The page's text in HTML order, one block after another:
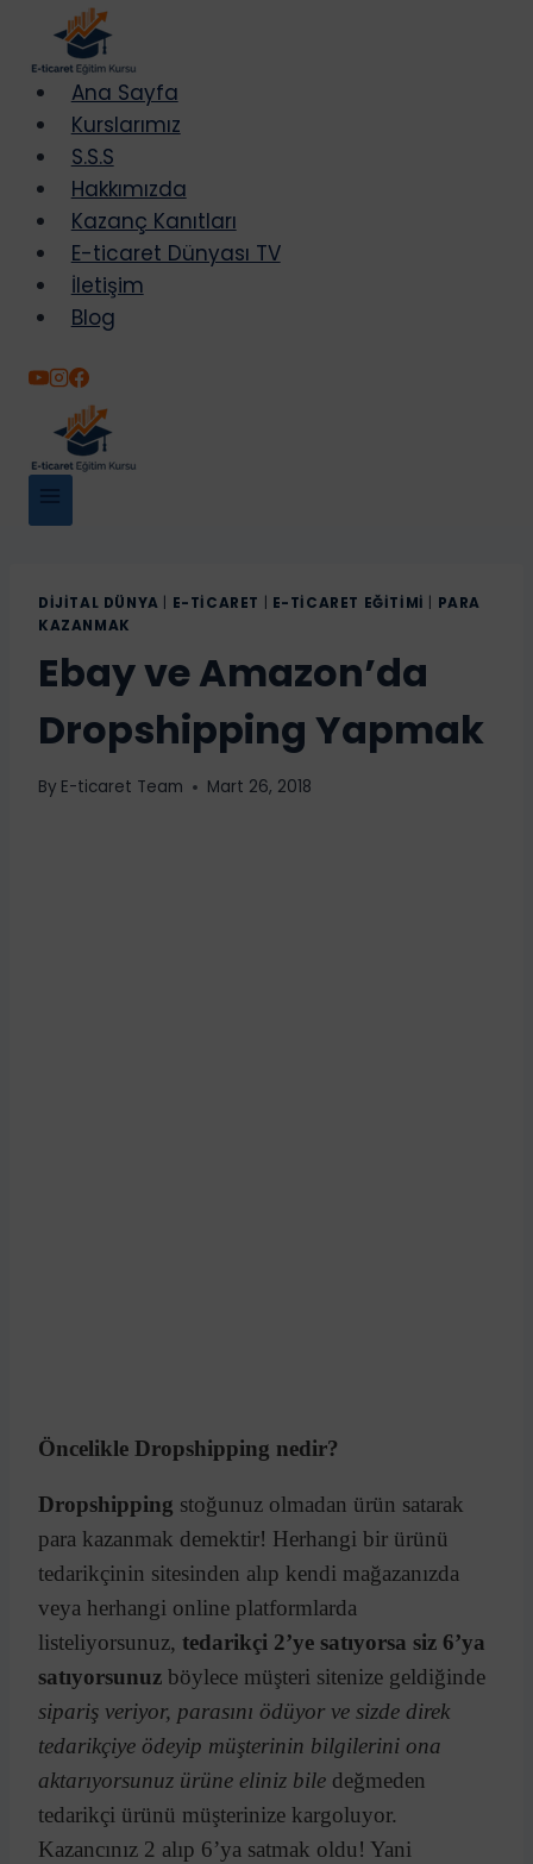
contentAna Sayfa
Kurslarımız
S.S.S
Hakkımızda
Kazanç Kanıtları
E-ticaret Dünyası TV
İletişim
Blog
DIJITAL DÜNYA E-TICARET E-TICARET EĞITIMI
PARA
KAZANMAK
Ebay ve Amazon’da
Dropshipping Yapmak
By E-ticaret Team Mart 26, 2018
Öncelikle Dropshipping nedir?
Dropshipping stoğunuz olmadan ürün satarak
para kazanmak demektir! Herhangi bir ürünü
tedarikçinin sitesinden alıp kendi mağazanızda
veya herhangi online platformlarda
listeliyorsunuz, tedarikçi 2’ye satıyorsa siz 6’ya
satıyorsunuz böylece müşteri sitenize geldiğinde
sipariş veriyor, parasını ödüyor ve sizde direk
tedarikçiye ödeyip müşterinin bilgilerini ona
aktarıyorsunuz ürüne eliniz bile değmeden
tedarikçi ürünü müşterinize kargoluyor.
Kazancınız 2 alıp 6’ya satmak oldu! Yani